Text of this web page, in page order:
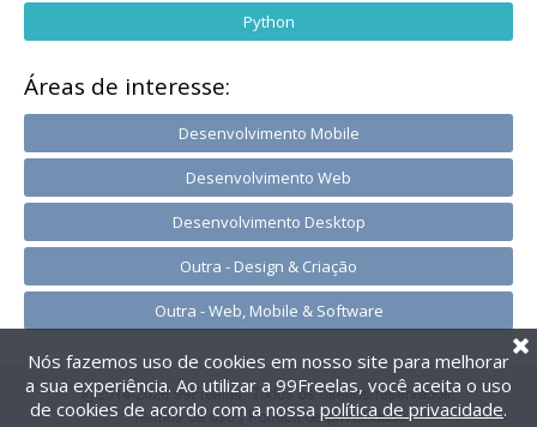
Python
Áreas de interesse:
Desenvolvimento Mobile
Desenvolvimento Web
Desenvolvimento Desktop
Outra - Design & Criação
Outra - Web, Mobile & Software
@2014-2026 99Freelas. Todos os direitos reservados.
Termos de uso| Política de privacidade
Nós fazemos uso de cookies em nosso site para melhorar
a sua experiência. Ao utilizar a 99Freelas, você aceita o uso
de cookies de acordo com a nossa política de privacidade.